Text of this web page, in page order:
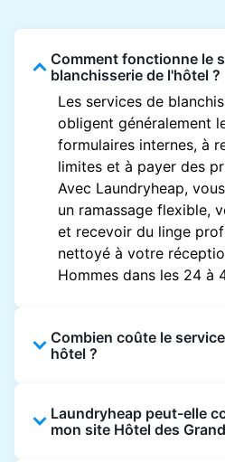
Comment fonctionne le
blanchisserie de l'hôtel ?
Les services de
obligent généralement
formulaires internes, à
limites et à payer des
Avec Laundryheap,
un ramassage flexible,
et recevoir du linge
nettoyé à votre
Hommes dans les 24 à
Combien coûte le
hôtel ?
fonction de
sont souvent beaucoup
Laundryheap peut-elle
mon site Hôtel des